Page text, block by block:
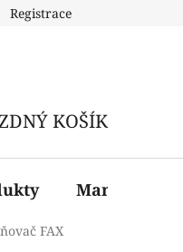
Registrace
KOŠÍK
Manažerské
FAX